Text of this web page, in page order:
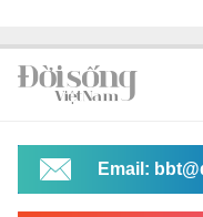
Email: